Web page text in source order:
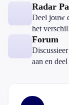
Radar
Deel jouw
het
Forum
aan en